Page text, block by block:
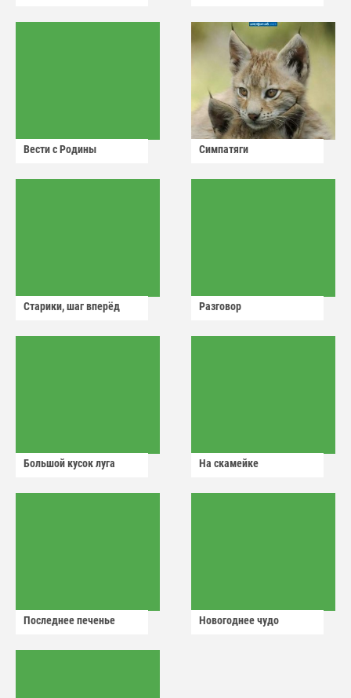
Вести с Родины Симпатяги
Старики, шаг вперёд Разговор
Большой кусок луга На скамейке
Последнее печенье Новогоднее чудо